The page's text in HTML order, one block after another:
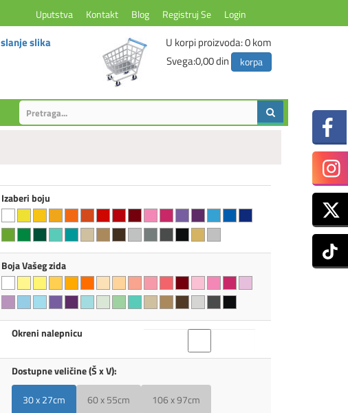
Uputstva Kontakt Blog Registruj Se Login
slanje slika U korpi proizvoda:0kom
Svega:0,00 din korpa
Izaberi boju
Boja Vašeg zida
Okreni nalepnicu
Dostupne veličine (Š x V):
30 x 27cm
60 x 55cm 106 x 97cm